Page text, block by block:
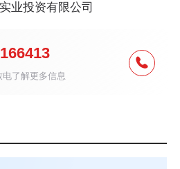
业投资有限公司
166413
了解更多信息